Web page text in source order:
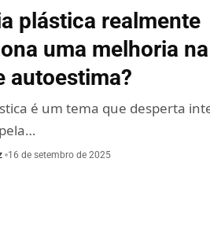
plástica realmente
uma melhoria
autoestima?
é um tema que desperta
16 de setembro de 2025